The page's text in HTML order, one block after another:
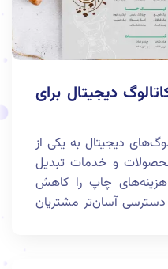
دیجیتال برای
دیجیتال به یکی از
و خدمات تبدیل
هزینه‌های چاپ را کاهش
آسان‌تر مشتریان